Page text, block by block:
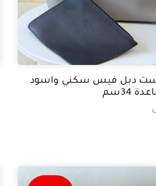
دبل فيس سكني واسود
34سم